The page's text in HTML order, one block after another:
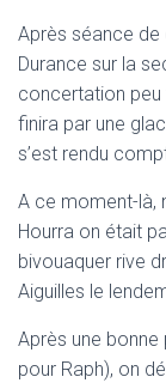
Après séance
Durance sur la
concertation peu
finira par une
s’est rendu
A ce moment-là,
Hourra on était
bivouaquer rive
Aiguilles le
Après une
pour Raph), on